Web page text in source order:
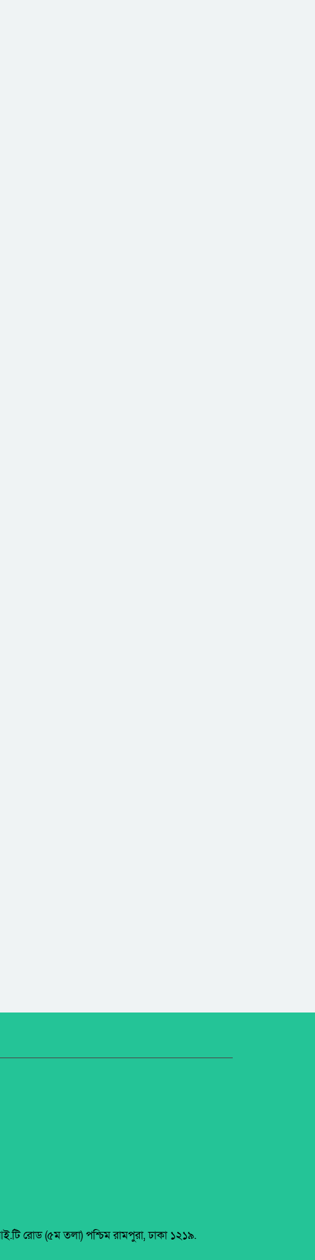
রোড (৫ম তলা) পশ্চিম রামপুরা, ঢাকা ১২১৯.